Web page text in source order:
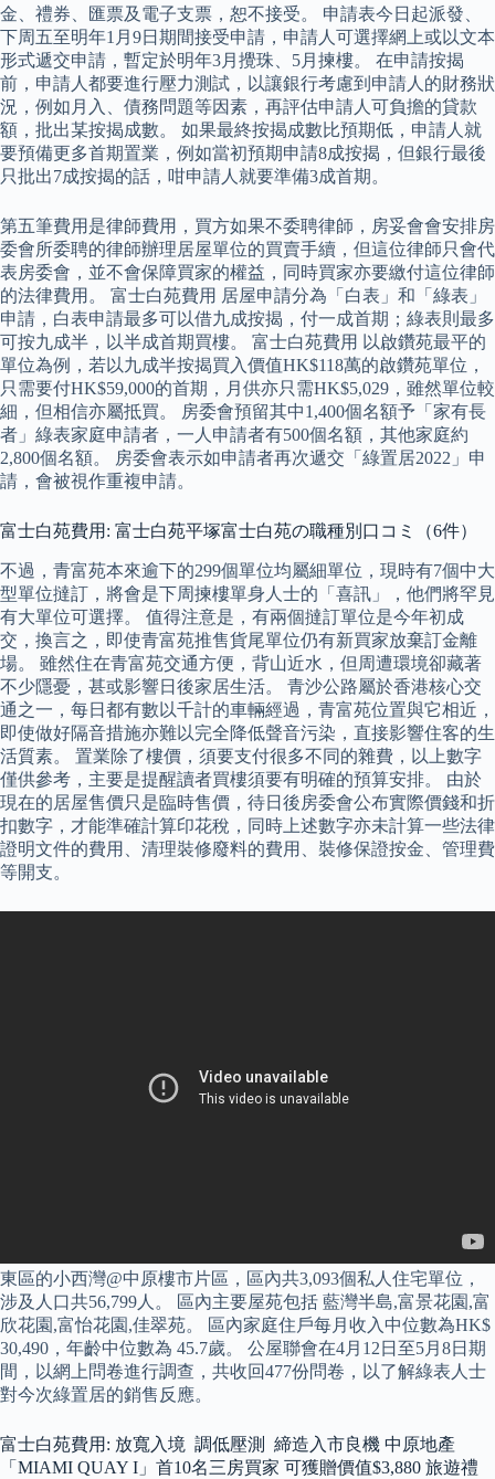
金、禮券、匯票及電子支票，恕不接受。 申請表今日起派發、
下周五至明年1月9日期間接受申請，申請人可選擇網上或以文本
形式遞交申請，暫定於明年3月攪珠、5月揀樓。 在申請按揭
前，申請人都要進行壓力測試，以讓銀行考慮到申請人的財務狀
況，例如月入、債務問題等因素，再評估申請人可負擔的貸款
額，批出某按揭成數。 如果最終按揭成數比預期低，申請人就
要預備更多首期置業，例如當初預期申請8成按揭，但銀行最後
只批出7成按揭的話，咁申請人就要準備3成首期。
第五筆費用是律師費用，買方如果不委聘律師，房妥會會安排房
委會所委聘的律師辦理居屋單位的買賣手續，但這位律師只會代
表房委會，並不會保障買家的權益，同時買家亦要繳付這位律師
的法律費用。 富士白苑費用 居屋申請分為「白表」和「綠表」
申請，白表申請最多可以借九成按揭，付一成首期；綠表則最多
可按九成半，以半成首期買樓。 富士白苑費用 以啟鑽苑最平的
單位為例，若以九成半按揭買入價值HK$118萬的啟鑽苑單位，
只需要付HK$59,000的首期，月供亦只需HK$5,029，雖然單位較
細，但相信亦屬抵買。 房委會預留其中1,400個名額予「家有長
者」綠表家庭申請者，一人申請者有500個名額，其他家庭約
2,800個名額。 房委會表示如申請者再次遞交「綠置居2022」申
請，會被視作重複申請。
富士白苑費用: 富士白苑平塚富士白苑の職種別口コミ（6件）
不過，青富苑本來逾下的299個單位均屬細單位，現時有7個中大
型單位撻訂，將會是下周揀樓單身人士的「喜訊」，他們將罕見
有大單位可選擇。 值得注意是，有兩個撻訂單位是今年初成
交，換言之，即使青富苑推售貨尾單位仍有新買家放棄訂金離
場。 雖然住在青富苑交通方便，背山近水，但周遭環境卻藏著
不少隱憂，甚或影響日後家居生活。 青沙公路屬於香港核心交
通之一，每日都有數以千計的車輛經過，青富苑位置與它相近，
即使做好隔音措施亦難以完全降低聲音污染，直接影響住客的生
活質素。 置業除了樓價，須要支付很多不同的雜費，以上數字
僅供參考，主要是提醒讀者買樓須要有明確的預算安排。 由於
現在的居屋售價只是臨時售價，待日後房委會公布實際價錢和折
扣數字，才能準確計算印花稅，同時上述數字亦未計算一些法律
證明文件的費用、清理裝修廢料的費用、裝修保證按金、管理費
等開支。
東區的小西灣@中原樓市片區，區內共3,093個私人住宅單位，
涉及人口共56,799人。 區內主要屋苑包括 藍灣半島,富景花園,富
欣花園,富怡花園,佳翠苑。 區內家庭住戶每月收入中位數為HK$
30,490，年齡中位數為 45.7歲。 公屋聯會在4月12日至5月8日期
間，以網上問卷進行調查，共收回477份問卷，以了解綠表人士
對今次綠置居的銷售反應。
富士白苑費用: 放寬入境 調低壓測 締造入市良機 中原地產
「MIAMI QUAY I」首10名三房買家 可獲贈價值$3,880 旅遊禮